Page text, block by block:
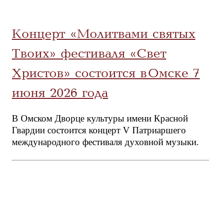
Концерт «Молитвами святых
Твоих» фестиваля «Свет
Христов» состоится в Омске 7
июня 2026 года
В Омском Дворце культуры имени Красной
Гвардии состоится концерт V Патриаршего
международного фестиваля духовной музыки.